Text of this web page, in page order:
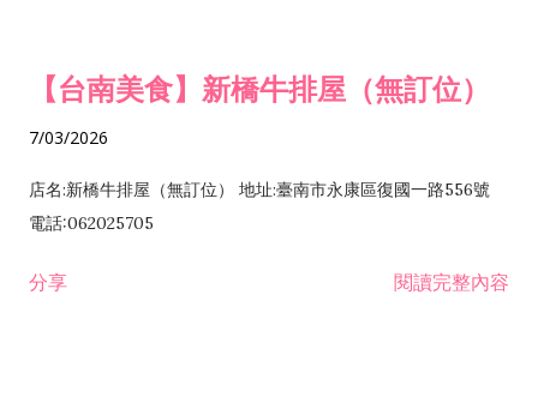
【台南美食】新橋牛排屋（無訂位）
7/03/2026
店名:新橋牛排屋（無訂位） 地址:臺南市永康區復國一路556號
電話:062025705
分享 閱讀完整內容